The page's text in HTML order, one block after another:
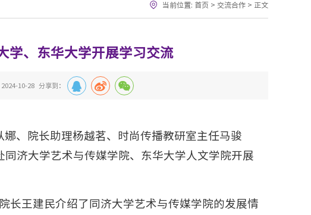
当前位置: 首页 > 交流合作 > 正文
学、东华大学开展学习交流
2024-10-28 分享到：
、院长助理杨越茗、时尚传播教研室主任马骏
济大学艺术与传媒学院、东华大学人文学院开展
长王建民介绍了同济大学艺术与传媒学院的发展情